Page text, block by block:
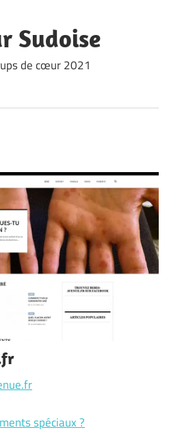
Sudoise
de cœur 2021
spéciaux ?